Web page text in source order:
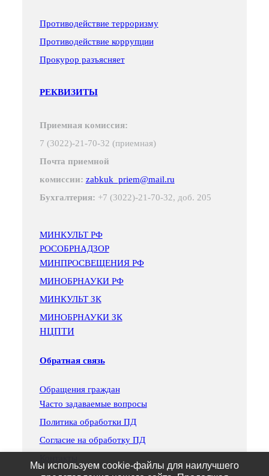
Противодействие терроризму
Противодействие коррупции
Прокурор разъясняет
РЕКВИЗИТЫ
Приемная комиссия:
7 (3022)-21-70-32 (приемная)
Почта приемной
комиссии: zabkuk_priem@mail.ru
Бухгалтерия: +7 (3022)-21-70-32, доб. 205
МИНКУЛЬТ РФ
РОСОБРНАДЗОР
МИНПРОСВЕЩЕНИЯ РФ
МИНОБРНАУКИ РФ
МИНКУЛЬТ ЗК
МИНОБРНАУКИ ЗК
НЦПТИ
Обратная связь
Обращения граждан
Часто задаваемые вопросы
Политика обработки ПД
Согласие на обработку ПД
Мы используем cookie-файлы для наилучшего